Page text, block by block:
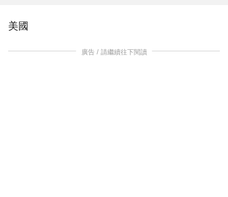
美國
廣告 / 請繼續往下閱讀